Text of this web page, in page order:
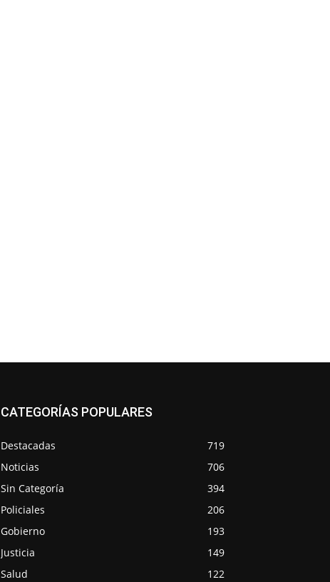
CATEGORÍAS POPULARES
Destacadas
719
Noticias
706
Sin Categoría
394
Policiales
206
Gobierno
193
Justicia
149
Salud
122